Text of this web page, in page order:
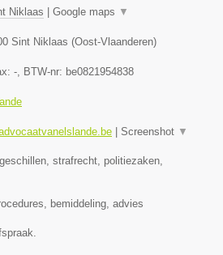
Niklaas Google maps ▼
Sint Niklaas (Oost-Vlaanderen)
- , BTW-nr: be0821954838
Screenshot ▼
strafrecht, politiezaken,
bemiddeling, advies